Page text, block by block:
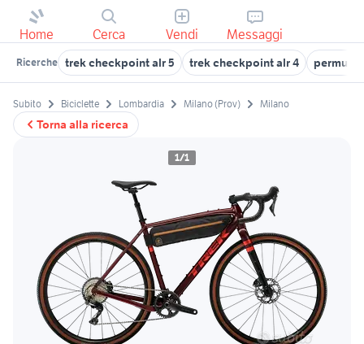
Home Cerca Vendi Messaggi
Ricerche trek checkpoint alr 5 trek checkpoint alr 4 permute
Torna alla ricerca
Subito Biciclette Lombardia Milano (Prov) Milano
1/1